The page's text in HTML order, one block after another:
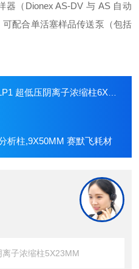
（Dionex AS-DV 与 AS 自动
配合单活塞样品传送泵（包括
超低压阴离子浓缩柱6X16MM
析柱,9X50MM 赛默飞耗材